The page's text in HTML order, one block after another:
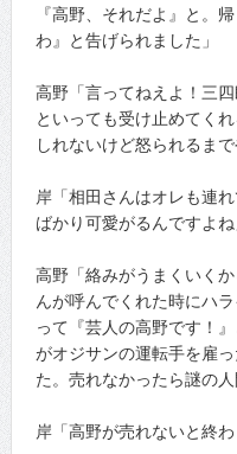
『高野、それだよ』と。
わ』と告げられました」
高野「言ってねえよ！三
といっても受け止めてく
しれないけど怒られるまで
岸「相田さんはオレも連
ばかり可愛がるんですよね
高野「絡みがうまくいく
んが呼んでくれた時にハ
って『芸人の高野です！
がオジサンの運転手を雇
た。売れなかったら謎の
岸「高野が売れないと終